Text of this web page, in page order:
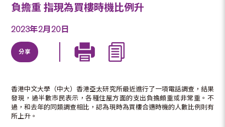
負擔重 指現為買樓時機比例升
2023年2月20日
分享
香港中文大學（中大）香港亞太研究所最近進行了一項電話調查，結果
發現，過半數市民表示，各種住屋方面的支出負擔頗重或非常重。不
過，和去年的同類調查相比，認為現時為買樓合適時機的人數比例則有
所上升。